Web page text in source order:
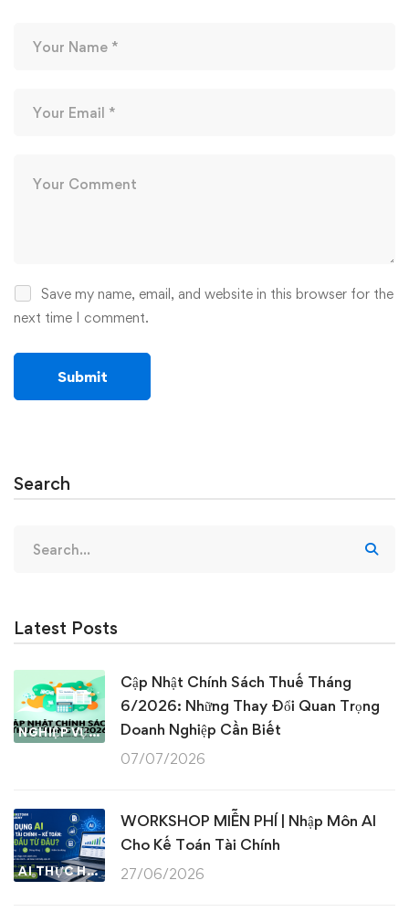
Save my name, email, and website in this browser for the
next time I comment.
Search
for:
Latest Posts
NGHIỆP VỤ KẾ TOÁN & THUẾ
Cập Nhật Chính Sách Thuế Tháng
6/2026: Những Thay Đổi Quan Trọng
Doanh Nghiệp Cần Biết
07/07/2026
AI THỰC HÀNH
WORKSHOP MIỄN PHÍ | Nhập Môn AI
Cho Kế Toán Tài Chính
27/06/2026